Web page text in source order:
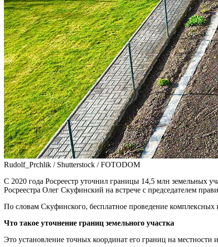
Rudolf_Prchlik / Shutterstock / FOTODOM
С 2020 года Росреестр уточнил границы 14,5 млн земельных
Росреестра Олег Скуфинский на встрече с председателем
По словам Скуфинского, бесплатное проведение комплексных
Что такое уточнение границ земельного участка
Это установление точных координат его границ на